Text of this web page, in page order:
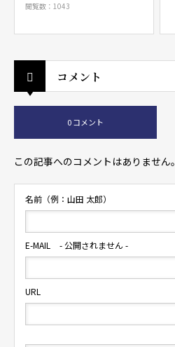
閲覧数：1043
コメント
0 コメント
この記事へのコメントはありません。
名前（例：山田 太郎）
E-MAIL - 公開されません -
URL